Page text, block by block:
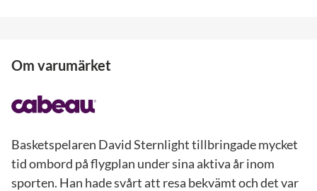
Om varumärket
Basketspelaren David Sternlight tillbringade mycket
tid ombord på flygplan under sina aktiva år inom
sporten. Han hade svårt att resa bekvämt och det var